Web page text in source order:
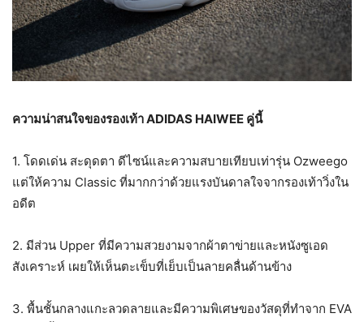
ความน่าสนใจของรองเท้า ADIDAS HAIWEE คู่นี้
1. โดดเด่น สะดุดตา ดีไซน์และความสบายเทียบเท่ารุ่น Ozweego
แต่ให้ความ Classic ที่มากกว่าด้วยแรงบันดาลใจจากรองเท้าวิ่งใน
อดีต
2. มีส่วน Upper ที่มีความสวยงามจากผ้าตาข่ายและหนังซูเอด
สังเคราะห์ เผยให้เห็นตะเข็บที่เย็บเป็นลายคลื่นด้านข้าง
3. พื้นชั้นกลางแกะลวดลายและมีความพิเศษของวัสดุที่ทำจาก EVA